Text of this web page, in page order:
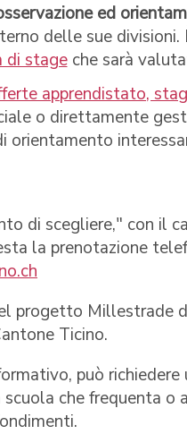
ed
delle sue
di stageche sarà
apprendistato,
o direttamente
orientamento
di scegliere," con il
la prenotazione
progetto Millestrade
Ticino.
può richiedere
che frequenta o